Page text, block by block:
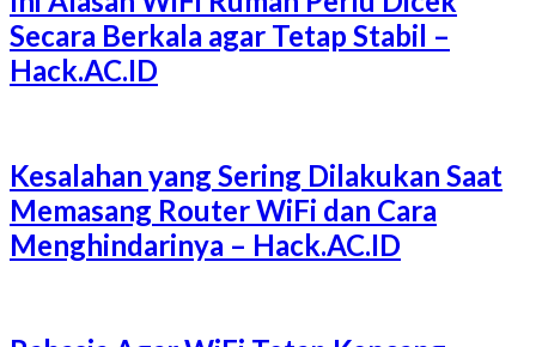
Secara Berkala agar Tetap Stabil –
Hack.AC.ID
Kesalahan yang Sering Dilakukan Saat
Memasang Router WiFi dan Cara
Menghindarinya – Hack.AC.ID